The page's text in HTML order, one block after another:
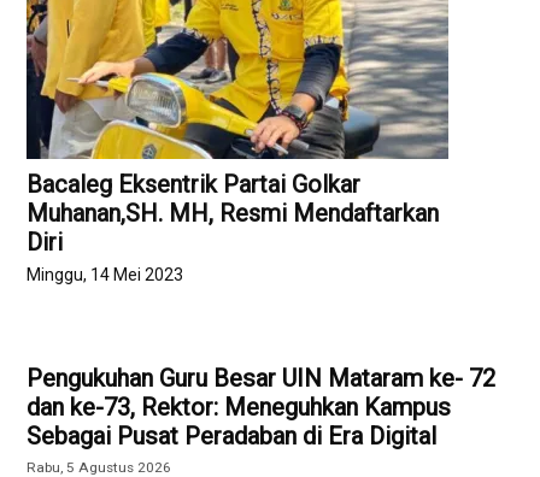
Bacaleg Eksentrik Partai Golkar
Muhanan,SH. MH, Resmi Mendaftarkan
Diri
Minggu, 14 Mei 2023
Pengukuhan Guru Besar UIN Mataram ke- 72
dan ke-73, Rektor: Meneguhkan Kampus
Sebagai Pusat Peradaban di Era Digital
Rabu, 5 Agustus 2026